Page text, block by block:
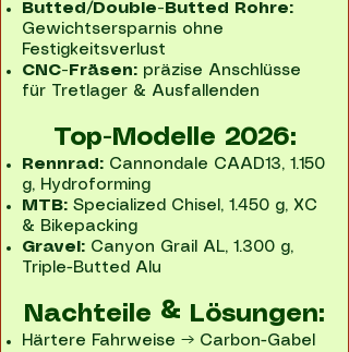
Butted/Double-Butted Rohre:
Gewichtsersparnis ohne
Festigkeitsverlust
CNC-Fräsen: präzise Anschlüsse
für Tretlager & Ausfallenden
Top-Modelle 2026:
Rennrad: Cannondale CAAD13, 1.150
g, Hydroforming
MTB: Specialized Chisel, 1.450 g, XC
& Bikepacking
Gravel: Canyon Grail AL, 1.300 g,
Triple-Butted Alu
Nachteile & Lösungen:
Härtere Fahrweise → Carbon-Gabel